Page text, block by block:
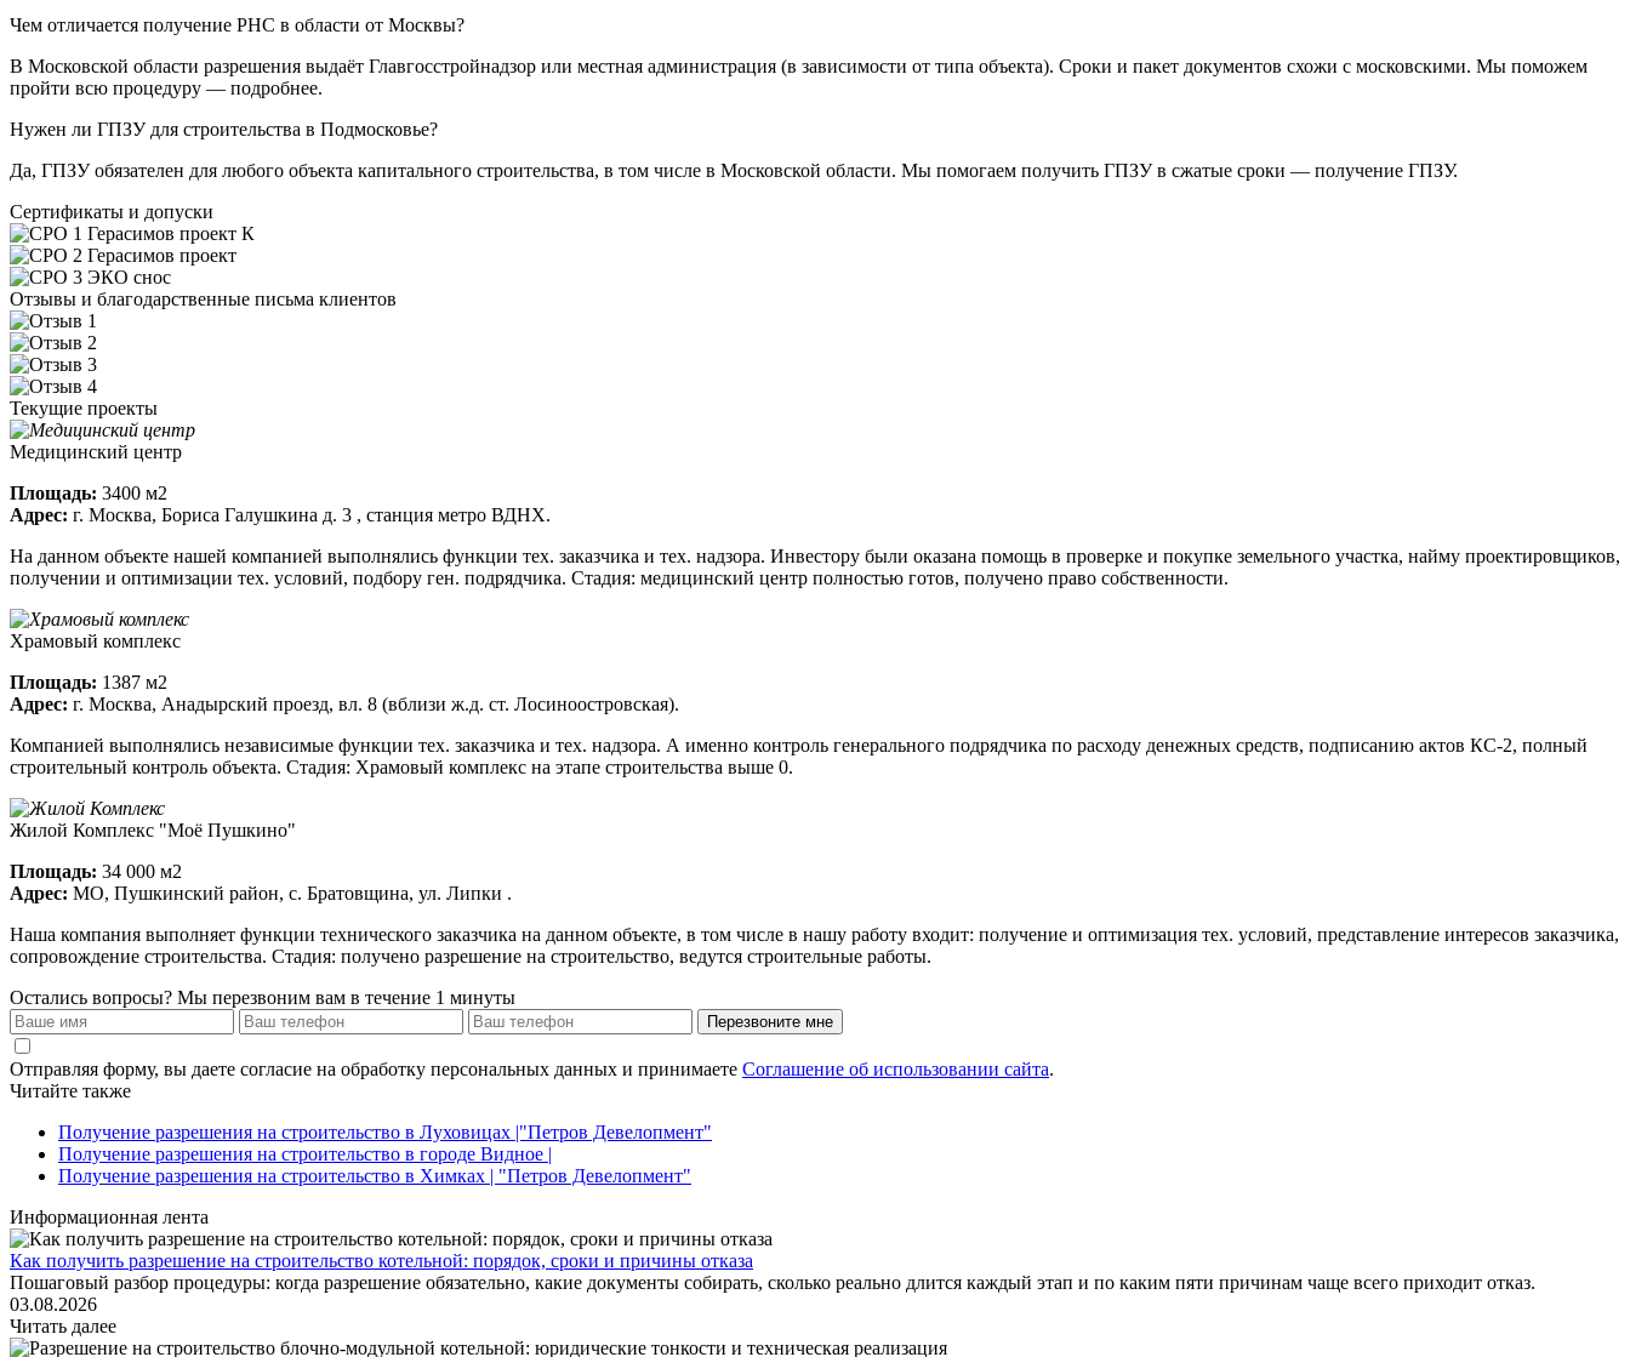
Чем отличается получение РНС в области от Москвы?
В Московской области разрешения выдаёт Главгосстройнадзор или местная администрация (в зависимости от типа объекта). Сроки и пакет документов схожи с московскими. Мы поможем
пройти всю процедуру — подробнее.
Нужен ли ГПЗУ для строительства в Подмосковье?
Да, ГПЗУ обязателен для любого объекта капитального строительства, в том числе в Московской области. Мы помогаем получить ГПЗУ в сжатые сроки — получение ГПЗУ.
Сертификаты и допуски
Отзывы и благодарственные письма клиентов
Текущие проекты
Медицинский центр
Площадь: 3400 м2
Адрес: г. Москва, Бориса Галушкина д. 3 , станция метро ВДНХ.
На данном объекте нашей компанией выполнялись функции тех. заказчика и тех. надзора. Инвестору были оказана помощь в проверке и покупке земельного участка, найму проектировщиков,
получении и оптимизации тех. условий, подбору ген. подрядчика. Стадия: медицинский центр полностью готов, получено право собственности.
Храмовый комплекс
Площадь: 1387 м2
Адрес: г. Москва, Анадырский проезд, вл. 8 (вблизи ж.д. ст. Лосиноостровская).
Компанией выполнялись независимые функции тех. заказчика и тех. надзора. А именно контроль генерального подрядчика по расходу денежных средств, подписанию актов КС-2, полный
строительный контроль объекта. Стадия: Храмовый комплекс на этапе строительства выше 0.
Жилой Комплекс "Моё Пушкино"
Площадь: 34 000 м2
Адрес: МО, Пушкинский район, с. Братовщина, ул. Липки .
Наша компания выполняет функции технического заказчика на данном объекте, в том числе в нашу работу входит: получение и оптимизация тех. условий, представление интересов заказчика,
сопровождение строительства. Стадия: получено разрешение на строительство, ведутся строительные работы.
Остались вопросы? Мы перезвоним вам в течение 1 минуты
Перезвоните мне
Отправляя форму, вы даете согласие на обработку персональных данных и принимаете Соглашение об использовании сайта.
Читайте также
Получение разрешения на строительство в Луховицах |"Петров Девелопмент"
Получение разрешения на строительство в городе Видное |
Получение разрешения на строительство в Химках | "Петров Девелопмент"
Информационная лента
Как получить разрешение на строительство котельной: порядок, сроки и причины отказа
Пошаговый разбор процедуры: когда разрешение обязательно, какие документы собирать, сколько реально длится каждый этап и по каким пяти причинам чаще всего приходит отказ.
03.08.2026
Читать далее